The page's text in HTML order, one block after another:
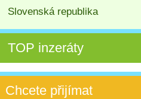
Slovenská republika
TOP inzeráty
Chcete přijímat